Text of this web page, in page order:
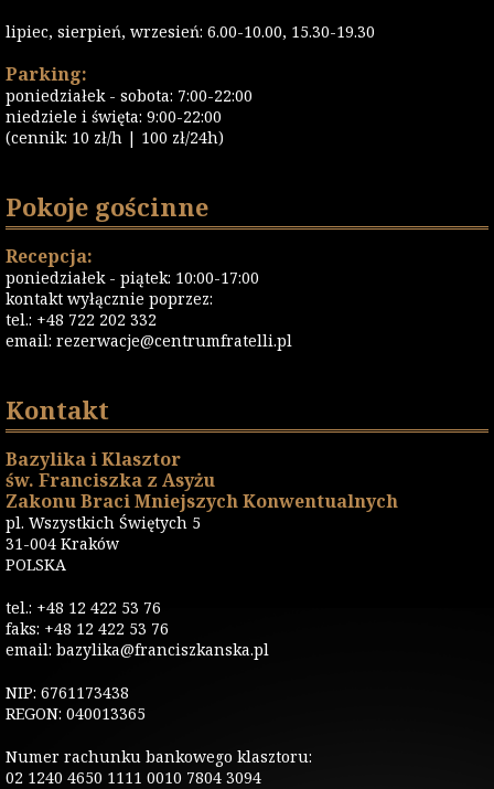
lipiec, sierpień, wrzesień: 6.00-10.00, 15.30-19.30
Parking:
poniedziałek - sobota: 7:00-22:00
niedziele i święta: 9:00-22:00
(cennik: 10 zł/h | 100 zł/24h)
Pokoje gościnne
Recepcja:
poniedziałek - piątek: 10:00-17:00
kontakt wyłącznie poprzez:
tel.: +48 722 202 332
email: rezerwacje@centrumfratelli.pl
Kontakt
Bazylika i Klasztor
św. Franciszka z Asyżu
Zakonu Braci Mniejszych Konwentualnych
pl. Wszystkich Świętych 5
31-004 Kraków
POLSKA
tel.: +48 12 422 53 76
faks: +48 12 422 53 76
email: bazylika@franciszkanska.pl
NIP: 6761173438
REGON: 040013365
Numer rachunku bankowego klasztoru:
02 1240 4650 1111 0010 7804 3094